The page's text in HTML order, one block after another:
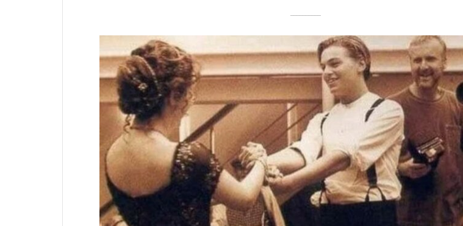
––––––––––